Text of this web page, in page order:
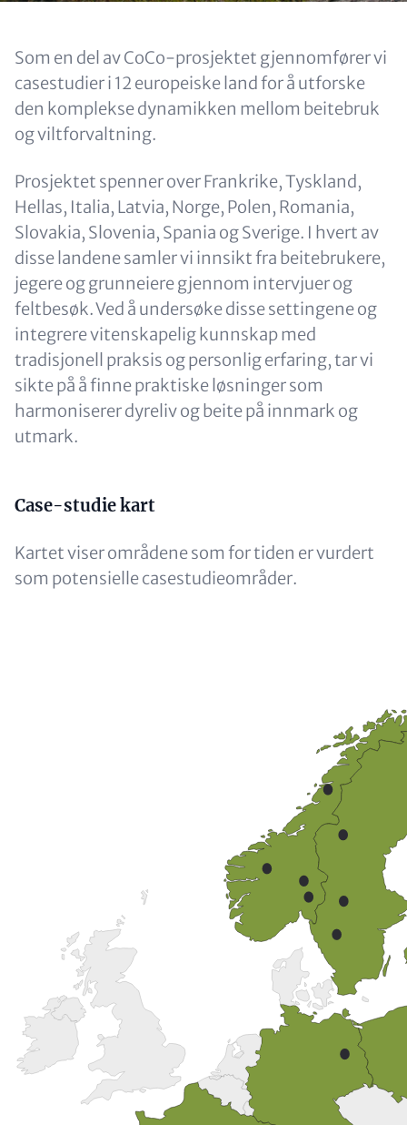
Content
Som en del av CoCo-prosjektet gjennomfører vi
casestudier i 12 europeiske land for å utforske
den komplekse dynamikken mellom beitebruk
og viltforvaltning.
Prosjektet spenner over Frankrike, Tyskland,
Hellas, Italia, Latvia, Norge, Polen, Romania,
Slovakia, Slovenia, Spania og Sverige. I hvert av
disse landene samler vi innsikt fra beitebrukere,
jegere og grunneiere gjennom intervjuer og
feltbesøk. Ved å undersøke disse settingene og
integrere vitenskapelig kunnskap med
tradisjonell praksis og personlig erfaring, tar vi
sikte på å finne praktiske løsninger som
harmoniserer dyreliv og beite på innmark og
utmark.
Content
Case-studie kart
Kartet viser områdene som for tiden er vurdert
som potensielle casestudieområder.